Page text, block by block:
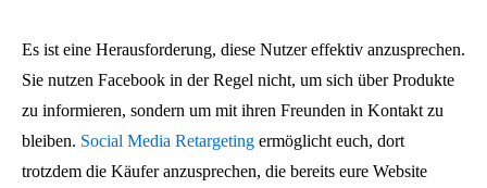
Es ist eine Herausforderung, diese Nutzer effektiv anzusprechen.
Sie nutzen Facebook in der Regel nicht, um sich über Produkte
zu informieren, sondern um mit ihren Freunden in Kontakt zu
bleiben. Social Media Retargeting ermöglicht euch, dort
trotzdem die Käufer anzusprechen, die bereits eure Website